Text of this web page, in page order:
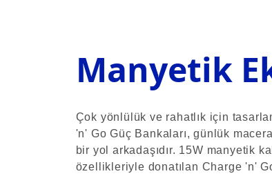
Manyetik
Çok yönlülük ve rahatlık için
'n' Go Güç Bankaları, günlük
bir yol arkadaşıdır. 15W manyetik
özellikleriyle donatılan Charge 'n'